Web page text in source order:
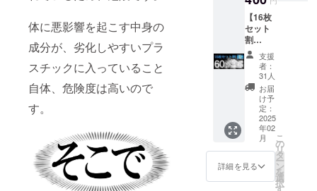
体に悪影響を起こす中身の
成分が、劣化しやすいプラ
スチックに入っていること
自体、危険度は高いので
す。
ご支援時に
ご登録いた
だいたご住
所に誤りが
あり返送さ
も、再送費
用をご負担
す。入力内
が届か
ない場
合は
キャン
プファ
イヤー
のメッ
セージ
よりご
連絡く
ださ
い。
製造状
況によ
り出荷
時期が
遅れる
場合が
ござい
ます。
※商品代
を安く
する為
に工数
削減を
り、出
荷連絡
が、毎
月月末
締めで
翌月に
配送処
理をし
ていき
ます。
配送処
理後、
早くて
１５
日、遅
５日程
お届け
ボック
スや発
泡スチ
ロール
の箱に
入れて
お使い
くださ
い。
【配送
時期】
CAMPF
IREの仕
届け月
はクラ
N-
PLATE
（定価
6,000
円）× 8
BBQ（
バーベ
キュー
）、ピ
クニッ
ク、ア
ウトド
ア、
キャン
【16枚
セット
割
60％OF
F】50名
限定
KINKIN
board1
6枚 定
96,000
→38,40
0円
（税・
送料
支援
者：
31人
お届
け予
定：
2025
年02
月
詳細を見る
こ
の
リ
タ
ー
ン
を
選
択
す